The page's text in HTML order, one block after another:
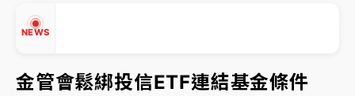
NEWS
韓股最壞時期已過？大摩估去槓桿完成逾半 波動率降
至2個月低
「白海豚」雨炸新北！通報109件災情 侯友宜揭這類災
損最多
金管會鬆綁投信ETF連結基金條件